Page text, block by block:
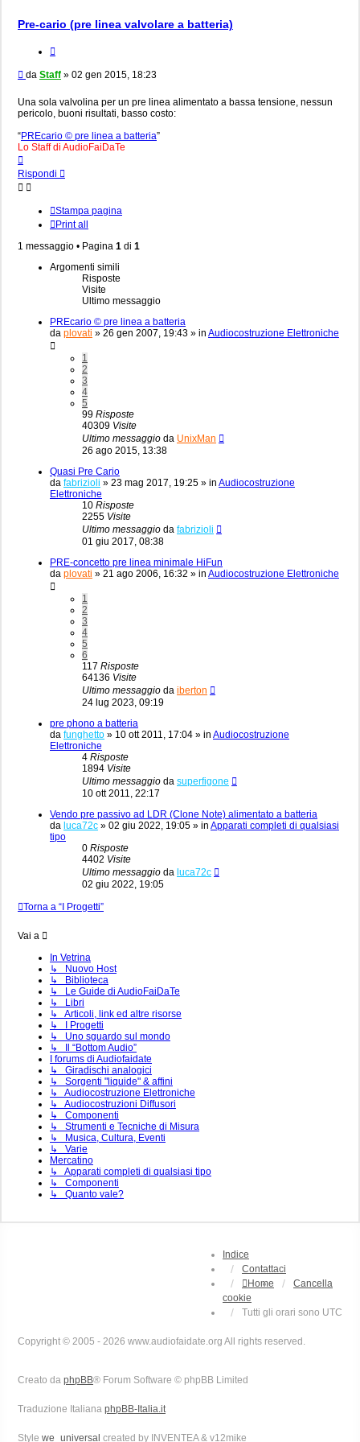
Pre-cario (pre linea valvolare a batteria)
Messaggio
da Staff » 02 gen 2015, 18:23
Una sola valvolina per un pre linea alimentato a bassa tensione, nessun
pericolo, buoni risultati, basso costo:
“PREcario © pre linea a batteria”
Lo Staff di AudioFaiDaTe
Rispondi
Stampa pagina
Print all
1 messaggio • Pagina 1 di 1
Argomenti simili
Risposte
Visite
Ultimo messaggio
PREcario © pre linea a batteria
da plovati » 26 gen 2007, 19:43 » in Audiocostruzione Elettroniche
1
2
3
4
5
99 Risposte
40309 Visite
Ultimo messaggio da UnixMan
26 ago 2015, 13:38
Quasi Pre Cario
da fabrizioli » 23 mag 2017, 19:25 » in Audiocostruzione
Elettroniche
10 Risposte
2255 Visite
Ultimo messaggio da fabrizioli
01 giu 2017, 08:38
PRE-concetto pre linea minimale HiFun
da plovati » 21 ago 2006, 16:32 » in Audiocostruzione Elettroniche
1
2
3
4
5
6
117 Risposte
64136 Visite
Ultimo messaggio da iberton
24 lug 2023, 09:19
pre phono a batteria
da funghetto » 10 ott 2011, 17:04 » in Audiocostruzione
Elettroniche
4 Risposte
1894 Visite
Ultimo messaggio da superfigone
10 ott 2011, 22:17
Vendo pre passivo ad LDR (Clone Note) alimentato a batteria
da luca72c » 02 giu 2022, 19:05 » in Apparati completi di qualsiasi
tipo
0 Risposte
4402 Visite
Ultimo messaggio da luca72c
02 giu 2022, 19:05
Torna a “I Progetti”
Vai a
In Vetrina
↳ Nuovo Host
↳ Biblioteca
↳ Le Guide di AudioFaiDaTe
↳ Libri
↳ Articoli, link ed altre risorse
↳ I Progetti
↳ Uno sguardo sul mondo
↳ Il “Bottom Audio”
I forums di Audiofaidate
↳ Giradischi analogici
↳ Sorgenti "liquide" & affini
↳ Audiocostruzione Elettroniche
↳ Audiocostruzioni Diffusori
↳ Componenti
↳ Strumenti e Tecniche di Misura
↳ Musica, Cultura, Eventi
↳ Varie
Mercatino
↳ Apparati completi di qualsiasi tipo
↳ Componenti
↳ Quanto vale?
Indice
Contattaci
Home
Cancella
cookie
Tutti gli orari sono UTC
Copyright © 2005 - 2026 www.audiofaidate.org All rights reserved.
Creato da phpBB® Forum Software © phpBB Limited
Traduzione Italiana phpBB-Italia.it
Style we_universal created by INVENTEA & v12mike